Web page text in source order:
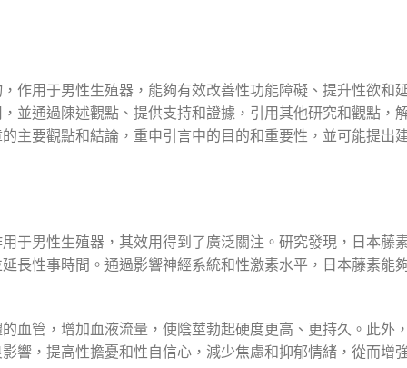
作用于男性生殖器，能夠有效改善性功能障礙、提升性欲和
並通過陳述觀點、提供支持和證據，引用其他研究和觀點，
主要觀點和結論，重申引言中的目的和重要性，並可能提出
于男性生殖器，其效用得到了廣泛關注。研究發現，日本藤
長性事時間。通過影響神經系統和性激素水平，日本藤素能
血管，增加血液流量，使陰莖勃起硬度更高、更持久。此外
響，提高性擔憂和性自信心，減少焦慮和抑郁情緒，從而增